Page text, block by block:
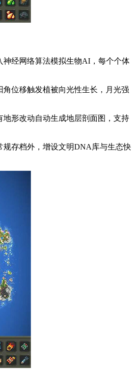
神经网络算法模拟生物AI，每个个体
角位移触发植被向光性生长，月光强
地形改动自动生成地层剖面图，支持
规存档外，增设文明DNA库与生态快